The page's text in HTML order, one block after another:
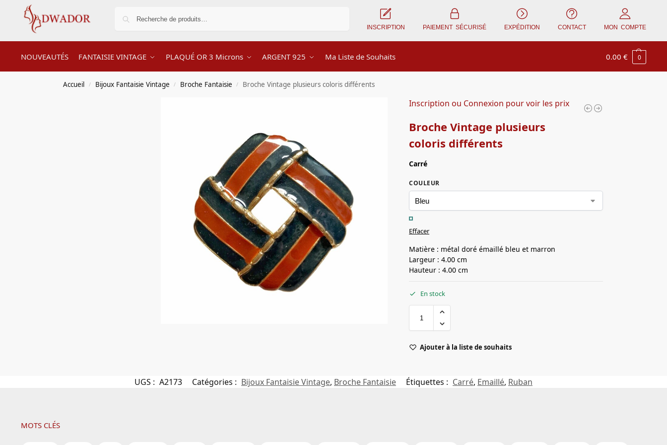
INSCRIPTION PAIEMENT SÉCURISÉ EXPÉDITION CONTACT MON COMPTE
NOUVEAUTÉS FANTAISIE VINTAGE PLAQUÉ OR 3 Microns ARGENT 925 Ma Liste de Souhaits 0.00€ 0
Accueil / Bijoux Fantaisie Vintage / Broche Fantaisie / Broche Vintage plusieurs coloris différents
Inscription ou Connexion pour voir les prix
Broche Vintage plusieurs
coloris différents
Carré
COULEUR
Effacer
Matière : métal doré émaillé bleu et marron
Largeur : 4.00 cm
Hauteur : 4.00 cm
En stock
Ajouter à la liste de souhaits
UGS : A2173 Catégories : Bijoux Fantaisie Vintage, Broche Fantaisie Étiquettes : Carré, Emaillé, Ruban
MOTS CLÉS